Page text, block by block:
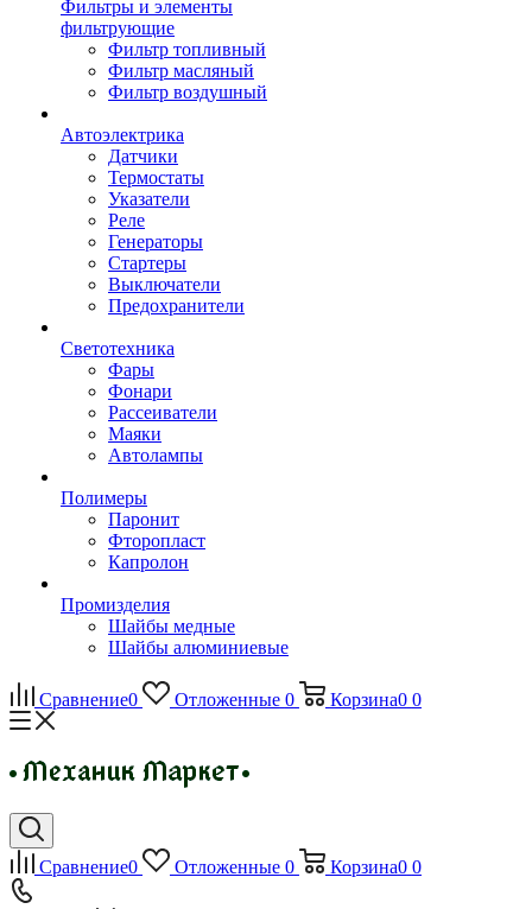
Фильтры и элементы
фильтрующие
Фильтр топливный
Фильтр масляный
Фильтр воздушный
Автоэлектрика
Датчики
Термостаты
Указатели
Реле
Генераторы
Стартеры
Выключатели
Предохранители
Светотехника
Фары
Фонари
Рассеиватели
Маяки
Автолампы
Полимеры
Паронит
Фторопласт
Капролон
Промизделия
Шайбы медные
Шайбы алюминиевые
Сравнение0 Отложенные 0 Корзина0 0
Сравнение0 Отложенные 0 Корзина0 0